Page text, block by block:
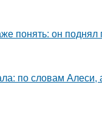
понять: он поднял
по словам Алеси,